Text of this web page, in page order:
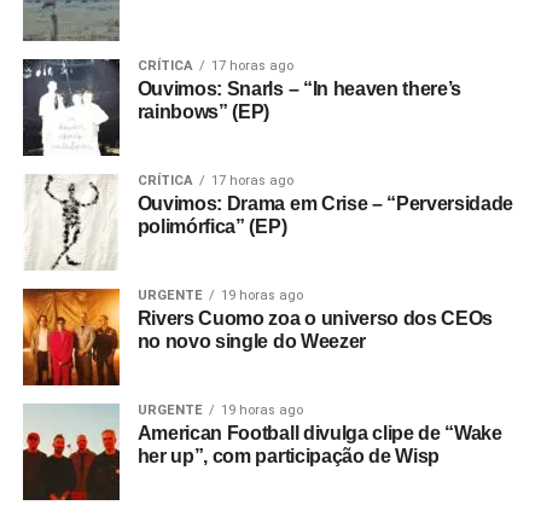
CRÍTICA 17 horas ago
Ouvimos: Snarls – “In heaven there’s
rainbows” (EP)
CRÍTICA 17 horas ago
Ouvimos: Drama em Crise – “Perversidade
polimórfica” (EP)
URGENTE 19 horas ago
Rivers Cuomo zoa o universo dos CEOs
no novo single do Weezer
URGENTE 19 horas ago
American Football divulga clipe de “Wake
her up”, com participação de Wisp